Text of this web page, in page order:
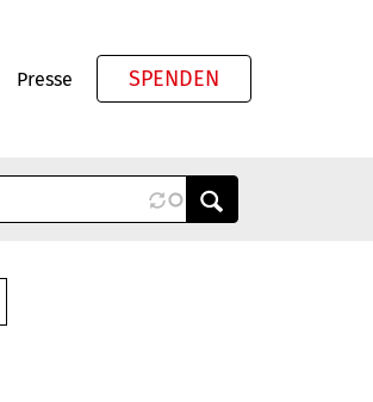
Presse SPENDEN